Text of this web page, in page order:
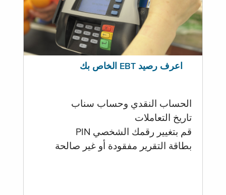
اعرف رصيد EBT الخاص بك
الحساب النقدي وحساب سناب
تاريخ التعاملات
قم بتغيير رقمك الشخصي PIN
بطاقة التقرير مفقودة أو غير صالحة